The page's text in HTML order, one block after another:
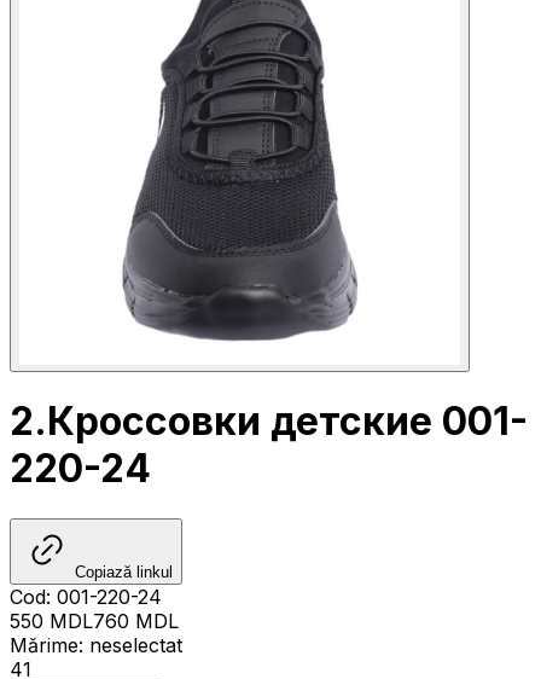
2.Кроссовки детские 001-
220-24
Copiază linkul
Cod: 001-220-24
550 MDL760 MDL
Mărime: neselectat
41